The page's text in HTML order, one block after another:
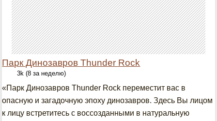
Парк Динозавров Thunder Rock
3k (8 за неделю)
«Парк Динозавров Thunder Rock переместит вас в
опасную и загадочную эпоху динозавров. Здесь Вы лицом
к лицу встретитесь с воссозданными в натуральную